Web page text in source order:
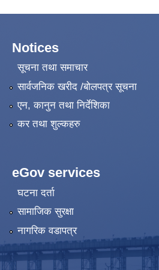
Notices
सूचना तथा समाचार
सार्वजनिक खरीद /बोलपत्र सूचना
एन, कानुन तथा निर्देशिका
कर तथा शुल्कहरु
eGov services
घटना दर्ता
सामाजिक सुरक्षा
नागरिक वडापत्र